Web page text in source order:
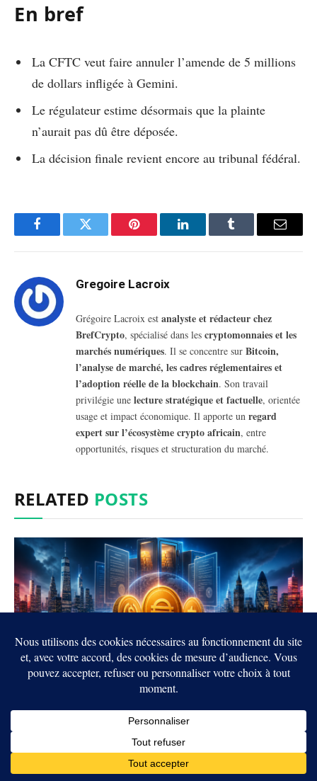
En bref
La CFTC veut faire annuler l’amende de 5 millions
de dollars infligée à Gemini.
Le régulateur estime désormais que la plainte
n’aurait pas dû être déposée.
La décision finale revient encore au tribunal fédéral.
FacebookTwitter Pinterest LinkedInTumblr Email
Gregoire Lacroix
Grégoire Lacroix est analyste et rédacteur chez
BrefCrypto, spécialisé dans les cryptomonnaies et les
marchés numériques. Il se concentre sur Bitcoin,
l’analyse de marché, les cadres réglementaires et
l’adoption réelle de la blockchain. Son travail
privilégie une lecture stratégique et factuelle, orientée
usage et impact économique. Il apporte un regard
expert sur l’écosystème crypto africain, entre
opportunités, risques et structuration du marché.
RELATED POSTS
Crypto : les États-Unis et le Royaume-Uni
veulent rapprocher leurs règles sur les
stablecoins
6 AOÛT 2026